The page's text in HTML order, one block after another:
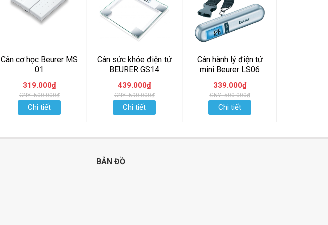
Cân cơ học Beurer MS
01
319.000₫
GNY: 500.000₫
Chi tiết
Cân sức khỏe điện tử
BEURER GS14
439.000₫
GNY: 590.000₫
Chi tiết
Cân hành lý điện tử
mini Beurer LS06
339.000₫
GNY: 500.000₫
Chi tiết
BẢN ĐỒ